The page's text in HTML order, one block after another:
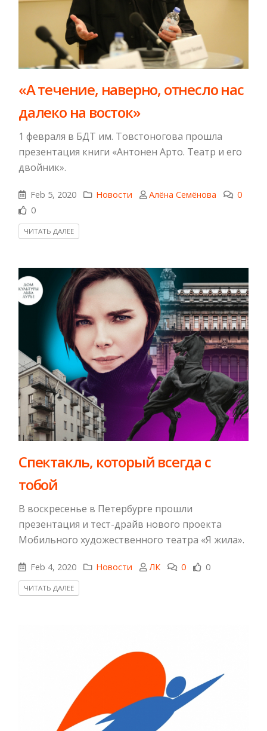
«А течение, наверно, отнесло нас
далеко на восток»
1 февраля в БДТ им. Товстоногова прошла
презентация книги «Антонен Арто. Театр и его
двойник».
Feb 5, 2020 Новости Алёна Семёнова
0
0
ЧИТАТЬ ДАЛЕЕ
​Спектакль, который всегда с
тобой
В воскресенье в Петербурге прошли
презентация и тест-драйв нового проекта
Мобильного художественного театра «Я жила».
Feb 4, 2020 Новости ЛК 0 0
ЧИТАТЬ ДАЛЕЕ